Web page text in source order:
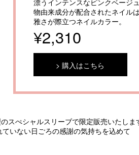
漂うインテンスなピンクベージ
物由来成分が配合されたネイル
雅さが際立つネイルカラー。
¥2,310
購入はこちら
スぺシャルスリーブで限定販売いたしま
いない日ごろの感謝の気持ちを込めて